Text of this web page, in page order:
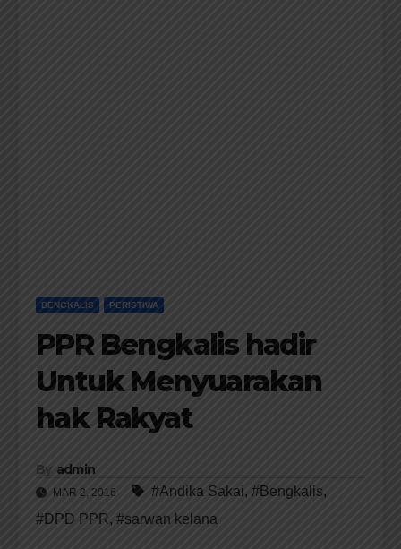
BENGKALIS PERISTIWA
PPR Bengkalis hadir
Untuk Menyuarakan
hak Rakyat
By admin
MAR 2, 2016 #Andika Sakai, #Bengkalis,
#DPD PPR, #sarwan kelana